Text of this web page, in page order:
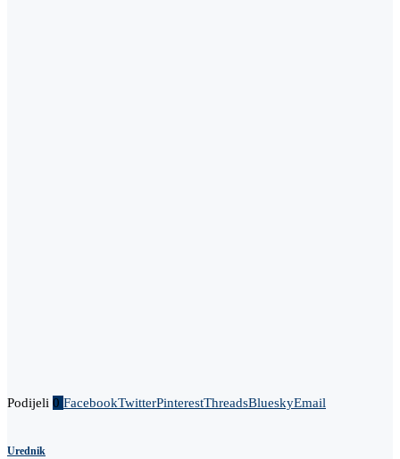
Podijeli 0 FacebookTwitterPinterestThreadsBlueskyEmail
Urednik